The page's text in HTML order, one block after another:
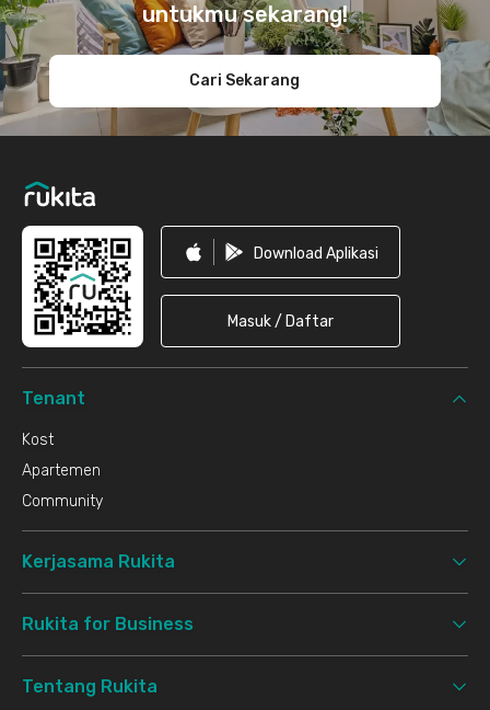
untukmu sekarang!
Cari Sekarang
Download Aplikasi
Masuk / Daftar
Tenant
Kost
Apartemen
Community
Kerjasama Rukita
Rukita for Business
Tentang Rukita